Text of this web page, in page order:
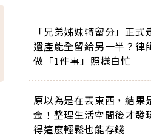
「兄弟姊妹特留分」正式
遺產能全留給另一半？律
做「1件事」照樣白忙
原以為是在丟東西，結果
金！整理生活空間後才發
得這麼輕鬆也能存錢